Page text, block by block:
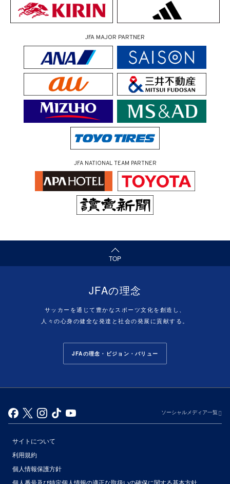
JFA MAJOR PARTNER
JFA NATIONAL TEAM PARTNER
TOP
（ページの先頭へ）
JFAの理念
サッカーを通じて豊かなスポーツ文化を創造し、
人々の心身の健全な発達と社会の発展に貢献する。
JFAの理念・ビジョン・バリュー
ソーシャルメディア一覧
サイトについて
利用規約
個人情報保護方針
個人番号及び特定個人情報の適正な取扱いの確保に関する基本方針